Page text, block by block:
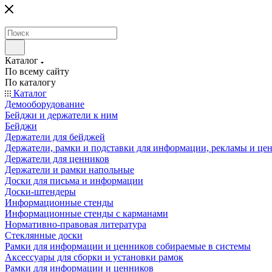
Каталог
По всему сайту
По каталогу
Каталог
Демооборудование
Бейджи и держатели к ним
Бейджи
Держатели для бейджей
Держатели, рамки и подставки для информации, рекламы и
Держатели для ценников
Держатели и рамки напольные
Доски для письма и информации
Доски-штендеры
Информационные стенды
Информационные стенды с карманами
Нормативно-правовая литература
Стеклянные доски
Рамки для информации и ценников собираемые в системы
Аксессуары для сборки и установки рамок
Рамки для информации и ценников